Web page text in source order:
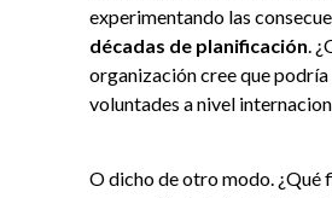
experimentando las
décadas de planificación .
organización cree que podría
voluntades a nivel
O dicho de otro modo. ¿Qué